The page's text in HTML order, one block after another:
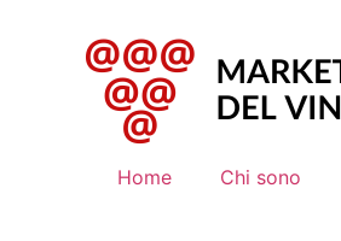
Home Chi sono